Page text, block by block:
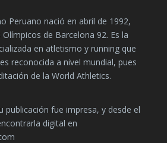
Peruano nació en abril de 1992,
de Barcelona 92. Es la
en atletismo y running que
reconocida a nivel mundial, pues
de la World Athletics.
publicación fue impresa, y desde el
digital en